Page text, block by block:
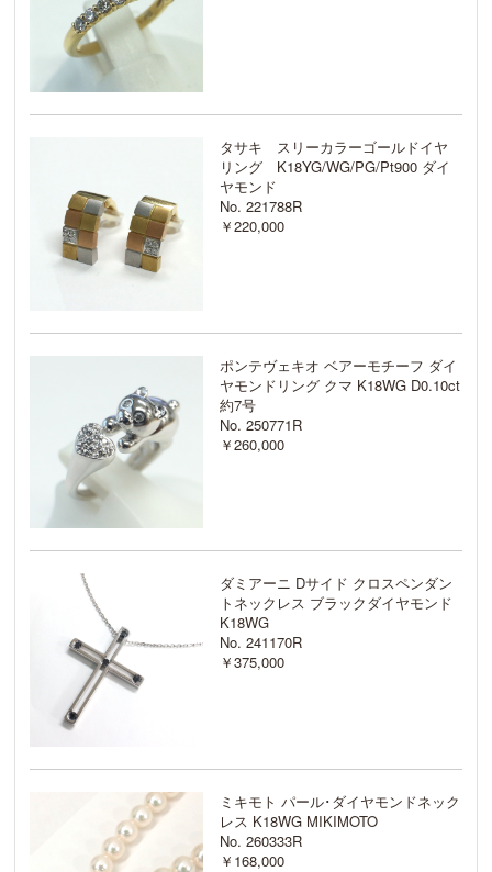
タサキ スリーカラーゴールドイヤ
リング K18YG/WG/PG/Pt900 ダイ
ヤモンド
No. 221788R
￥220,000
ポンテヴェキオ ベアーモチーフ ダイ
ヤモンドリング クマ K18WG D0.10ct
約7号
No. 250771R
￥260,000
ダミアーニ Dサイド クロスペンダン
トネックレス ブラックダイヤモンド
K18WG
No. 241170R
￥375,000
ミキモト パール･ダイヤモンドネック
レス K18WG MIKIMOTO
No. 260333R
￥168,000